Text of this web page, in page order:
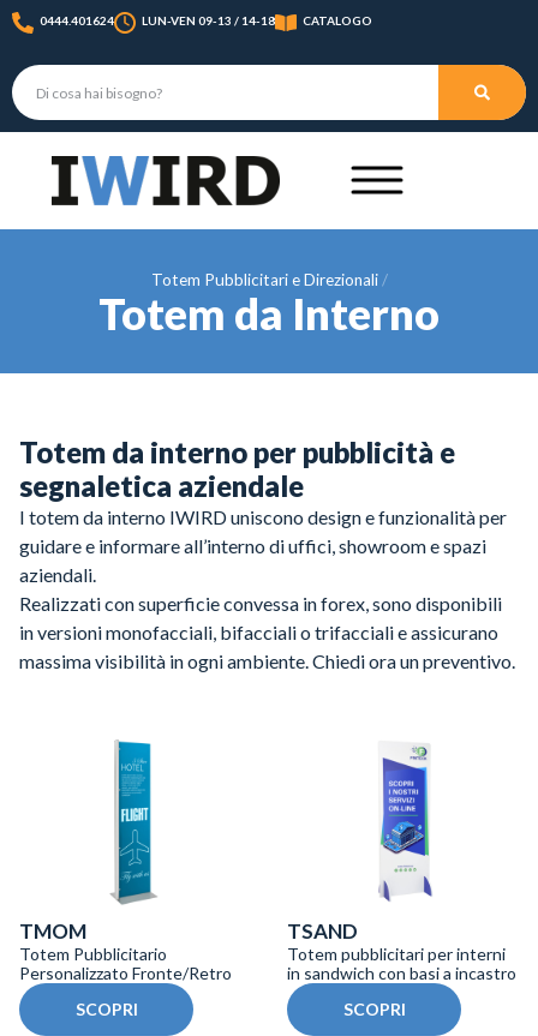
0444.401624 LUN-VEN 09-13 / 14-18 CATALOGO
Totem Pubblicitari e Direzionali
Totem da Interno
Totem da interno per pubblicità e
segnaletica aziendale
I totem da interno IWIRD uniscono design e funzionalità per
guidare e informare all’interno di uffici, showroom e spazi
aziendali.
Realizzati con superficie convessa in forex, sono disponibili
in versioni monofacciali, bifacciali o trifacciali e assicurano
massima visibilità in ogni ambiente. Chiedi ora un preventivo.
TMOM
Totem Pubblicitario
Personalizzato Fronte/Retro
SCOPRI
TSAND
Totem pubblicitari per interni
in sandwich con basi a incastro
SCOPRI